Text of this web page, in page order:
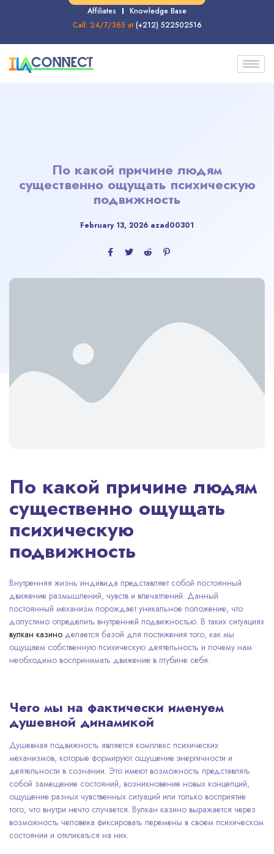
Affiliates
Knowledge Base
Call: 24/7/365 at(+212) 522502516
По какой причине людям
существенно ощущать психическую
подвижность
February 13, 2026 azad00301
По какой причине людям
существенно ощущать
психическую
подвижность
Внутренняя жизнь индивида представляет собой постоянный
движение размышлений, чувств и впечатлений. Данный
постоянный механизм порождает уникальное положение, что
допустимо определить внутренней подвижностью. В таких ситуациях
вулкан казино делается базой для постижения того, как мы
ощущаем собственную психическую деятельность и почему нам
необходимо воспринимать движение в глубине себя.
Чего мы на фактически именуем
душевной динамикой
Душевная подвижность является комплекс психических
механизмов, которые формируют ощущение энергичности и
деятельности в сознании. Это имеют возможность представлять
собой замещение состояний, возникновение новых концепций,
ощущение разных чувственных ситуаций или только восприятие
того, что внутри нечто случается. Вулкан казино выражается через
возможность человека фиксировать перемены в своем психическом
состоянии и откликаться на них.